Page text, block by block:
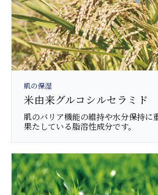
肌の保湿
米由来グルコシルセラミド
肌のバリア機能の維持や水分保持に
果たしている脂溶性成分です。